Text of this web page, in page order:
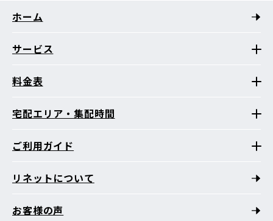
ホーム
サービス
料金表
宅配エリア・集配時間
ご利用ガイド
リネットについて
お客様の声